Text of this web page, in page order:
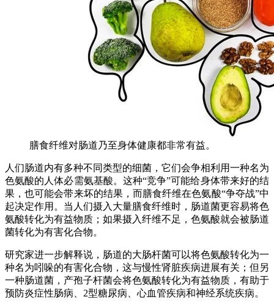
膳食纤维对肠道乃至身体健康都非常有益。
人们肠道内有多种不同类型的细菌，它们会争相利用一种名为
色氨酸的人体必需氨基酸。这种“竞争”可能给身体带来好的结
果，也可能会带来坏的结果，而膳食纤维在色氨酸“争夺战”中
起决定作用。当人们摄入大量膳食纤维时，肠道菌更容易将色
氨酸转化为有益物质；如果摄入纤维不足，色氨酸就会被肠道
菌转化为有害化合物。
研究家进一步解释说，肠道的大肠杆菌可以将色氨酸转化为一
种名为吲哚的有害化合物，这与慢性肾脏疾病进展有关；但另
一种肠道菌，产孢子杆菌会将色氨酸转化为有益物质，有助于
预防炎症性肠病、2型糖尿病、心血管疾病和神经系统疾病。